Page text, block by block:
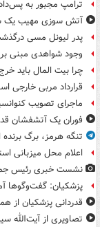
ترامپ مجبور به پس‌دادن ۱۰۰ میلیارد دلار از پول
آتش سوزی مهیب یک ساختمان ۱۲
پدر لیونل مسی
وجود شواهدی مبنی بر
چرا بیت المال باید
قرارداد مربی خارجی
ماجرای تصویب
فوران یک آتشفشان
تنگه هرمز، برگ برنده
اعلام محل میزبانی
نشست خبری رئیس
پزشکیان: گفت‌وگوها
قدردانی پزشکیان
تصاویری از آیت‌الله